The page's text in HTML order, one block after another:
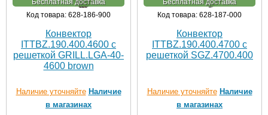
Бесплатная доставка
Код товара: 628-186-900
Конвектор
ITTBZ.190.400.4600 с
решеткой GRILL.LGA-40-
4600 brown
Наличие уточняйте Наличие
в магазинах
Бесплатная доставка
Код товара: 628-187-000
Конвектор
ITTBZ.190.400.4700 с
решеткой SGZ.4700.400
Наличие уточняйте Наличие
в магазинах